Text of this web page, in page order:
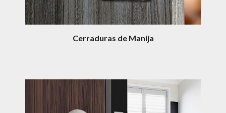
Cerraduras de Manija